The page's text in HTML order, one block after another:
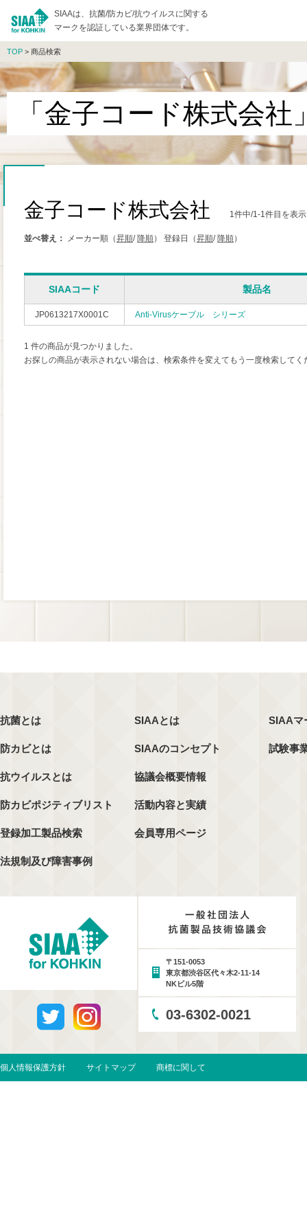
SIAAは、抗菌/防カビ/抗ウイルスに関する
マークを認証している業界団体です。
TOP > 商品検索
「金子コード株式会
金子コード株式会社 1件中/1-1件目を表
並べ替え： メーカー順（昇順/ 降順） 登録日（昇順/ 降順）
SIAAコード 製品名
JP0613217X0001C Anti-Virusケーブル シリーズ
1 件の商品が見つかりました。
お探しの商品が表示されない場合は、検索条件を変えてもう一度検索してく
抗菌とは
防カビとは
抗ウイルスとは
防カビポジティブリスト
登録加工製品検索
法規制及び障害事例
SIAAとは
SIAAのコンセプト
協議会概要情報
活動内容と実績
会員専用ページ
SIAAマ
試験事
〒151-0053
東京都渋谷区代々木2-11-14
NKビル5階
03-6302-0021
個人情報保護方針 サイトマップ 商標に関して